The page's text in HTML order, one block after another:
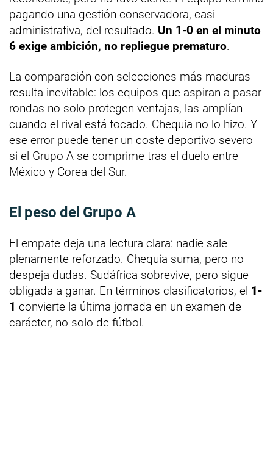
pagando una gestión conservadora, casi
administrativa, del resultado. Un 1-0 en el minuto
6 exige ambición, no repliegue prematuro.
La comparación con selecciones más maduras
resulta inevitable: los equipos que aspiran a pasar
rondas no solo protegen ventajas, las amplían
cuando el rival está tocado. Chequia no lo hizo. Y
ese error puede tener un coste deportivo severo
si el Grupo A se comprime tras el duelo entre
México y Corea del Sur.
El peso del Grupo A
El empate deja una lectura clara: nadie sale
plenamente reforzado. Chequia suma, pero no
despeja dudas. Sudáfrica sobrevive, pero sigue
obligada a ganar. En términos clasificatorios, el 1-
1 convierte la última jornada en un examen de
carácter, no solo de fútbol.